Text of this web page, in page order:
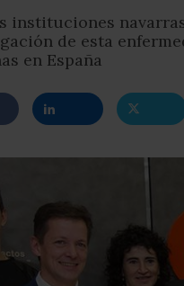
instituciones
de esta
en España